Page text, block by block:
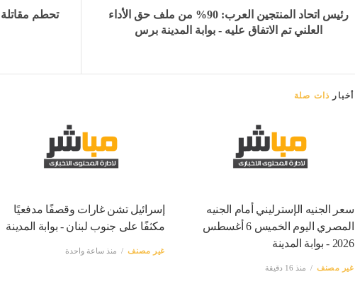
رئيس اتحاد المنتجين العرب: 90% من ملف حق الأداء
العلني تم الاتفاق عليه - بوابة المدينة برس
أخبار ذات صلة
سعر الجنيه الإسترليني أمام الجنيه
المصري اليوم الخميس 6 أغسطس
2026 - بوابة المدينة
غير مصنف منذ 16 دقيقة
إسرائيل تشن غارات وقصفًا مدفعيًا
مكثفًا على جنوب لبنان - بوابة المدينة
غير مصنف منذ ساعة واحدة